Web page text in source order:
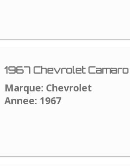
1967 Chevrolet Camaro
Marque: Chevrolet
Annee: 1967